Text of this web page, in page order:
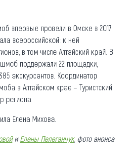
впервые провели в Омске в 2017
всероссийской: к ней
в том числе Алтайский край. В
поддержали 22 площадки,
экскурсантов. Координатор
в Алтайском крае – Туристский
региона.
Елена Михова.
и Елены Пелеганчук, фото анонса